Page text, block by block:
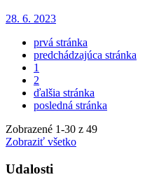
28. 6. 2023
prvá stránka
predchádzajúca stránka
1
2
ďalšia stránka
posledná stránka
Zobrazené 1-30 z 49
Zobraziť všetko
Udalosti